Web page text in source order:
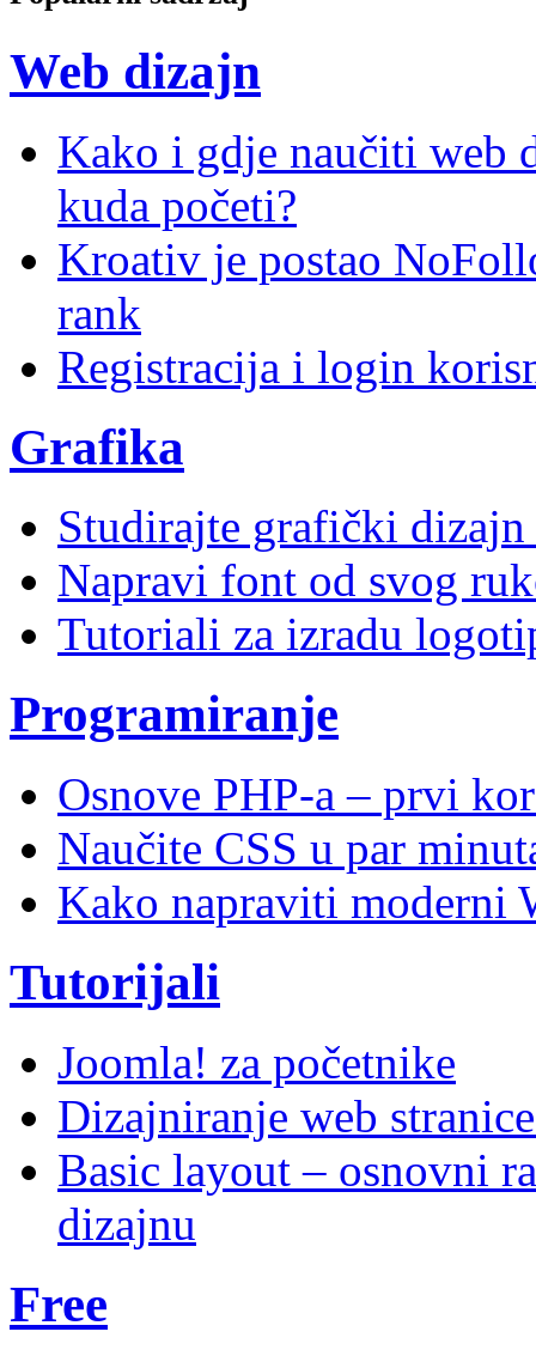
Web dizajn
Kako i gdje naučiti web
kuda početi?
Kroativ je postao
rank
Registracija i login
Grafika
Studirajte grafički dizajn
Napravi font od svog
Tutoriali za izradu
Programiranje
Osnove PHP-a – prvi
Naučite CSS u par
Kako napraviti moderni
Tutorijali
Joomla! za početnike
Dizajniranje web
Basic layout – osnovni
dizajnu
Free